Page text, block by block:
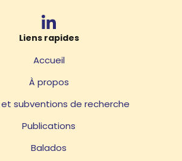
Liens rapides
Accueil
À propos
subventions de recherche
Publications
Balados